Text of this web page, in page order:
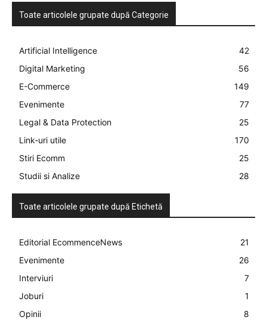
Toate articolele grupate după Categorie
Artificial Intelligence
42
Digital Marketing
56
E-Commerce
149
Evenimente
77
Legal & Data Protection
25
Link-uri utile
170
Stiri Ecomm
25
Studii si Analize
28
Toate articolele grupate după Etichetă
Editorial EcommenceNews
21
Evenimente
26
Interviuri
7
Joburi
1
Opinii
8